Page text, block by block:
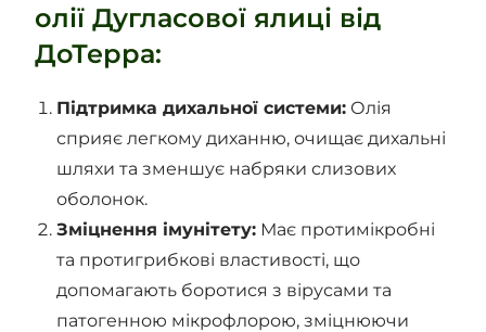
олії Дугласової ялиці від
ДоТерра:
Підтримка дихальної системи: Олія
сприяє легкому диханню, очищає дихальні
шляхи та зменшує набряки слизових
оболонок.
Зміцнення імунітету: Має протимікробні
та протигрибкові властивості, що
допомагають боротися з вірусами та
патогенною мікрофлорою, зміцнюючи